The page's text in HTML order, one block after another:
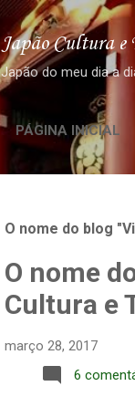
Japão Cultura e
Japão do meu dia a
PÁGINA INICIAL
O nome do blog
O nome
Cultura e
março 28, 2017
6